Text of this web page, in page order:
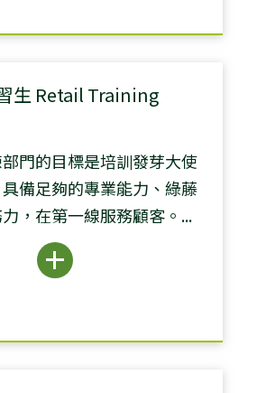
生 Retail Training
門的目標是培訓發芽大使
具備足夠的專業能力、綠藤
，在第一線服務顧客。...